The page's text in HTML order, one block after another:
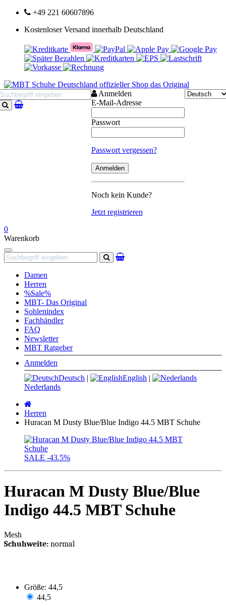
+49 221 60607896
Kostenloser Versand innerhalb Deutschland
Suchen
Anmelden
E-Mail-Adresse
Passwort
Passwort vergessen?
Noch kein Kunde?
Jetzt registrieren
0
Warenkorb
Navigation
Suchen
Damen
Herren
%Sale%
MBT- Das Original
Sohlenindex
Fachhändler
FAQ
Newsletter
MBT Ratgeber
Anmelden
Deutsch | English |
Nederlands
Herren
Huracan M Dusty Blue/Blue Indigo 44.5 MBT Schuhe
SALE -43.5%
Huracan M Dusty Blue/Blue
Indigo 44.5 MBT Schuhe
Mesh
Schuhweite: normal
Größe: 44,5
44,5